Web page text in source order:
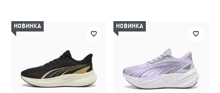
НОВИНКА НОВИНКА